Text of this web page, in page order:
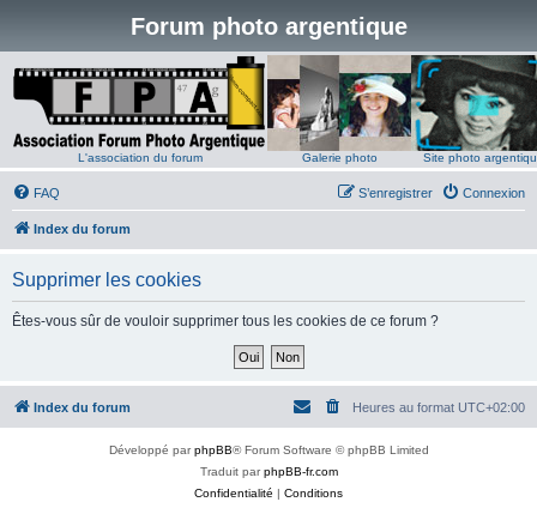
Forum photo argentique
L'association du forum Galerie photo Site photo
FAQ Connexion
S’enregistrer
Index du forum
Supprimer les cookies
Êtes-vous sûr de vouloir supprimer tous les cookies de ce forum ?
Index du forum Heures au format UTC+02:00
Développé parphpBB® Forum Software © phpBB Limited
Traduit parphpBB-fr.com
Confidentialité | Conditions